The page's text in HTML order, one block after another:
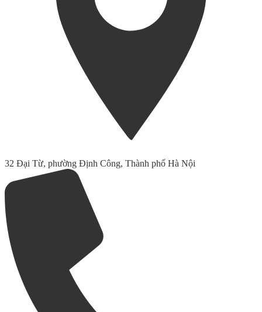
32 Đại Từ, phường Định Công, Thành phố Hà Nội